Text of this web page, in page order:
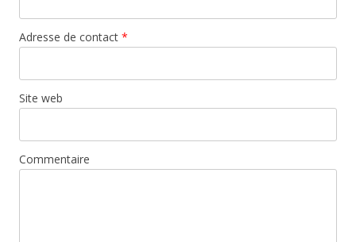
Adresse de contact *
Site web
Commentaire